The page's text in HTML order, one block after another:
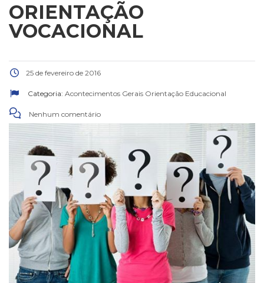
ORIENTAÇÃO
VOCACIONAL
25 de fevereiro de 2016
Categoria: Acontecimentos Gerais Orientação Educacional
Nenhum comentário